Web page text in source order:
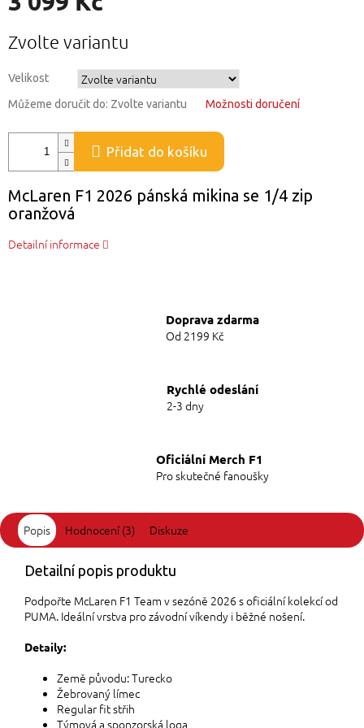
cena:
Zvolte variantu
Velikost
Můžeme doručit do: Zvolte variantu Možnosti doručení
Přidat do košíku
McLaren F1 2026 pánská mikina se 1/4 zip
oranžová
Detailní informace
Doprava zdarma
Od 2199 Kč
Rychlé odeslání
2-3 dny
Oficiální Merch F1
Pro skutečné fanoušky
Popis Hodnocení (3) Diskuze
Detailní popis produktu
Podpořte McLaren F1 Team v sezóně 2026 s oficiální kolekcí od
PUMA. Ideální vrstva pro závodní víkendy i běžné nošení.
Detaily:
Země původu: Turecko
Žebrovaný límec
Regular fit střih
Týmová a sponzorská loga